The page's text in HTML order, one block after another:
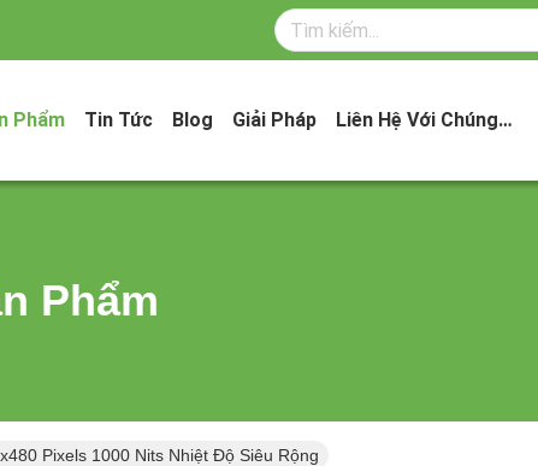
Phẩm Tin Tức Blog Giải Pháp Liên Hệ Với Chúng Tôi
Phẩm
Pixels 1000 Nits Nhiệt Độ Siêu Rộng